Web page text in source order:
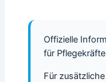
Offizielle
für Pflegekräfte
Für